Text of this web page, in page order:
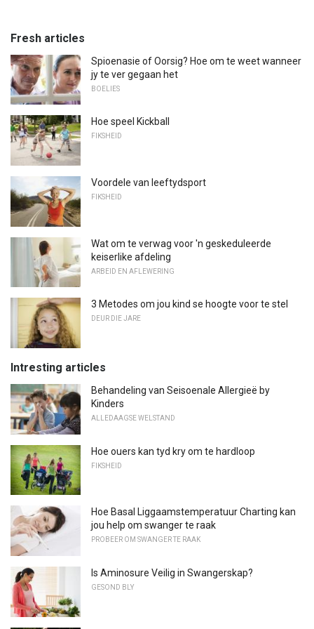
Fresh articles
Spioenasie of Oorsig? Hoe om te weet wanneer
jy te ver gegaan het
BOELIES
Hoe speel Kickball
FIKSHEID
Voordele van leeftydsport
FIKSHEID
Wat om te verwag voor 'n geskeduleerde
keiserlike afdeling
ARBEID EN AFLEWERING
3 Metodes om jou kind se hoogte voor te stel
DEUR DIE JARE
Intresting articles
Behandeling van Seisoenale Allergieë by
Kinders
ALLEDAAGSE WELSTAND
Hoe ouers kan tyd kry om te hardloop
FIKSHEID
Hoe Basal Liggaamstemperatuur Charting kan
jou help om swanger te raak
PROBEER OM SWANGER TE RAAK
Is Aminosure Veilig in Swangerskap?
GESOND BLY